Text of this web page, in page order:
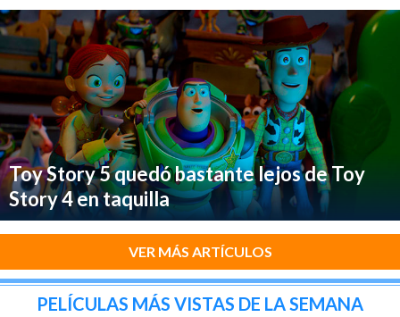
Toy Story 5 quedó bastante lejos de Toy
Story 4 en taquilla
VER MÁS ARTÍCULOS
PELÍCULAS MÁS VISTAS DE LA SEMANA